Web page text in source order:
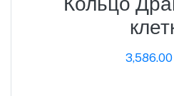
3,586.00